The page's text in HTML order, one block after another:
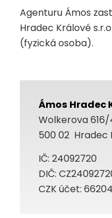
Agenturu Ámos
Hradec Králové
(fyzická osoba).
Ámos Hradec
Wolkerova
500 02 Hradec
IČ: 24092720
DIČ:
CZK účet: